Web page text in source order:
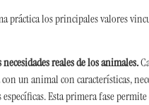
práctica los principales valores
reales de los animales.
un animal con características,
Esta primera fase